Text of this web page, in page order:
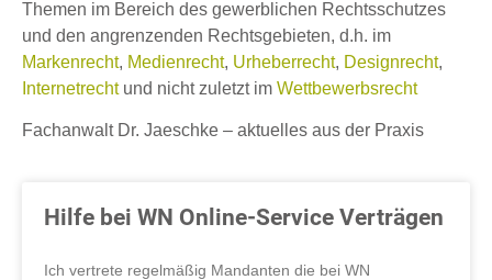
Themen im Bereich des gewerblichen Rechtsschutzes
und den angrenzenden Rechtsgebieten, d.h. im
Markenrecht, Medienrecht, Urheberrecht, Designrecht,
Internetrechtund nicht zuletzt im Wettbewerbsrecht
Fachanwalt Dr. Jaeschke – aktuelles aus der Praxis
Hilfe bei WN Online-Service Verträgen
Ich vertrete regelmäßig Mandanten die bei WN